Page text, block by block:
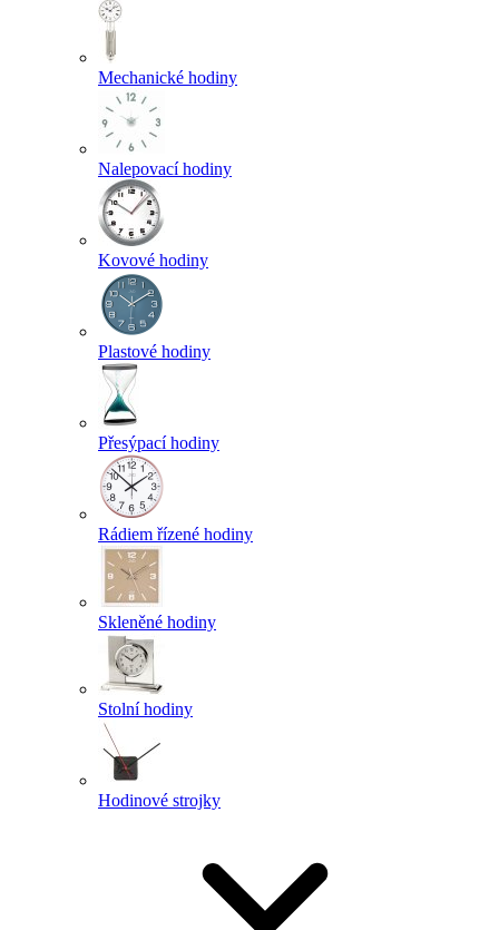
Mechanické hodiny
Nalepovací hodiny
Kovové hodiny
Plastové hodiny
Přesýpací hodiny
Rádiem řízené hodiny
Skleněné hodiny
Stolní hodiny
Hodinové strojky